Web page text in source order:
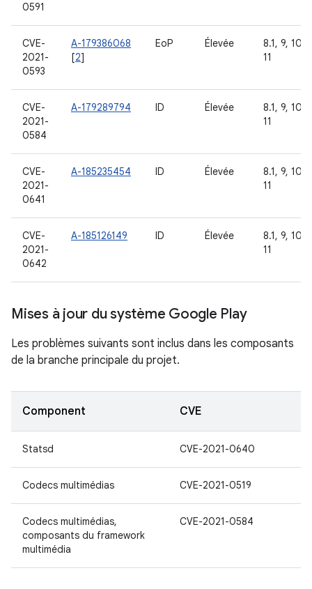
0591
CVE-
2021-
0593
A-179386068
[2]
EoP Élevée
8.1, 9, 10,
11
CVE-
2021-
0584
A-179289794 ID Élevée
8.1, 9, 10,
11
CVE-
2021-
0641
A-185235454 ID Élevée
8.1, 9, 10,
11
CVE-
2021-
0642
A-185126149 ID Élevée
8.1, 9, 10,
11
Mises à jour du système Google Play
Les problèmes suivants sont inclus dans les composants
de la branche principale du projet.
Component CVE
Statsd CVE-2021-0640
Codecs multimédias CVE-2021-0519
Codecs multimédias,
composants du framework
multimédia
CVE-2021-0584